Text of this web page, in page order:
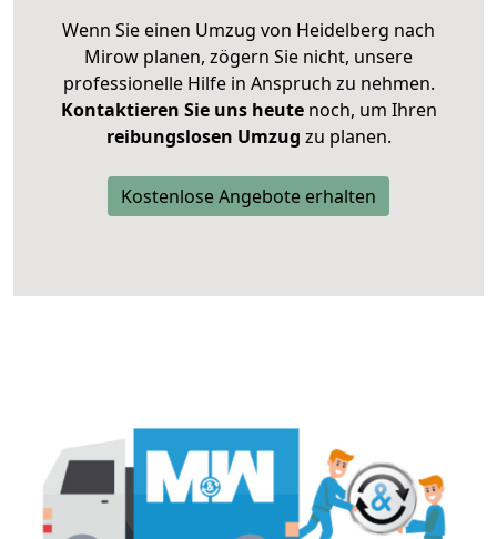
Wenn Sie einen Umzug von Heidelberg nach
Mirow planen, zögern Sie nicht, unsere
professionelle Hilfe in Anspruch zu nehmen.
Kontaktieren Sie uns heutenoch, um Ihren
reibungslosen Umzug zu planen.
Kostenlose Angebote erhalten